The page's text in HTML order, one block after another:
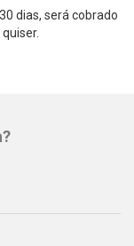
dias, será cobrado